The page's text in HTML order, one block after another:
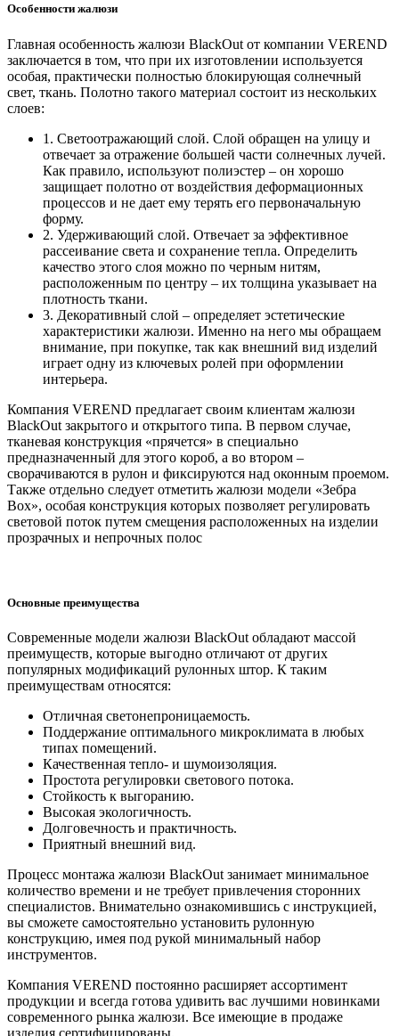
Особенности жалюзи
Главная особенность жалюзи BlackOut от компании VEREND
заключается в том, что при их изготовлении используется
особая, практически полностью блокирующая солнечный
свет, ткань. Полотно такого материал состоит из нескольких
слоев:
1. Светоотражающий слой. Слой обращен на улицу и
отвечает за отражение большей части солнечных лучей.
Как правило, используют полиэстер – он хорошо
защищает полотно от воздействия деформационных
процессов и не дает ему терять его первоначальную
форму.
2. Удерживающий слой. Отвечает за эффективное
рассеивание света и сохранение тепла. Определить
качество этого слоя можно по черным нитям,
расположенным по центру – их толщина указывает на
плотность ткани.
3. Декоративный слой – определяет эстетические
характеристики жалюзи. Именно на него мы обращаем
внимание, при покупке, так как внешний вид изделий
играет одну из ключевых ролей при оформлении
интерьера.
Компания VEREND предлагает своим клиентам жалюзи
BlackOut закрытого и открытого типа. В первом случае,
тканевая конструкция «прячется» в специально
предназначенный для этого короб, а во втором –
сворачиваются в рулон и фиксируются над оконным проемом.
Также отдельно следует отметить жалюзи модели «Зебра
Box», особая конструкция которых позволяет регулировать
световой поток путем смещения расположенных на изделии
прозрачных и непрочных полос
Основные преимущества
Современные модели жалюзи BlackOut обладают массой
преимуществ, которые выгодно отличают от других
популярных модификаций рулонных штор. К таким
преимуществам относятся:
Отличная светонепроницаемость.
Поддержание оптимального микроклимата в любых
типах помещений.
Качественная тепло- и шумоизоляция.
Простота регулировки светового потока.
Стойкость к выгоранию.
Высокая экологичность.
Долговечность и практичность.
Приятный внешний вид.
Процесс монтажа жалюзи BlackOut занимает минимальное
количество времени и не требует привлечения сторонних
специалистов. Внимательно ознакомившись с инструкцией,
вы сможете самостоятельно установить рулонную
конструкцию, имея под рукой минимальный набор
инструментов.
Компания VEREND постоянно расширяет ассортимент
продукции и всегда готова удивить вас лучшими новинками
современного рынка жалюзи. Все имеющие в продаже
изделия сертифицированы.